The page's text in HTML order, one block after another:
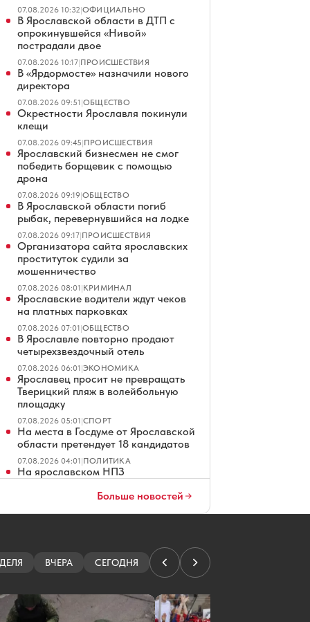
07.08.2026 10:32|ОФИЦИАЛЬНО
В Ярославской области в ДТП с
опрокинувшейся «Нивой»
пострадали двое
07.08.2026 10:17|ПРОИСШЕСТВИЯ
В «Ярдормосте» назначили нового
директора
07.08.2026 09:51|ОБЩЕСТВО
Окрестности Ярославля покинули
клещи
07.08.2026 09:45|ПРОИСШЕСТВИЯ
Ярославский бизнесмен не смог
победить борщевик с помощью
дрона
07.08.2026 09:19|ОБЩЕСТВО
В Ярославской области погиб
рыбак, перевернувшийся на лодке
07.08.2026 09:17|ПРОИСШЕСТВИЯ
Организатора сайта ярославских
проституток судили за
мошенничество
07.08.2026 08:01|КРИМИНАЛ
Ярославские водители ждут чеков
на платных парковках
07.08.2026 07:01|ОБЩЕСТВО
В Ярославле повторно продают
четырехзвездочный отель
07.08.2026 06:01|ЭКОНОМИКА
Ярославец просит не превращать
Тверицкий пляж в волейбольную
площадку
07.08.2026 05:01|СПОРТ
На места в Госдуме от Ярославской
области претендует 18 кандидатов
07.08.2026 04:01|ПОЛИТИКА
На ярославском НПЗ
06.08.2026 21:34|ПРОИСШЕСТВИЯ
Полиция пресекла попытку
раздеться в ярославском торговом
06.08.2026 18:49 ПРОИСШЕСТВИЯ
В Ярославле не смогли продать
Больше новостей
ВЧЕРА СЕГОДНЯ